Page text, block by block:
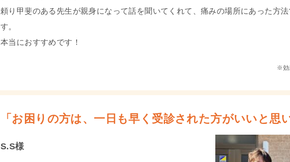
頼り甲斐のある先生が親身になって話を聞いてくれて、痛みの場所にあった方法
す。
本当におすすめです！
※効
「お困りの方は、一日も早く受診された方がいいと思
S.S様